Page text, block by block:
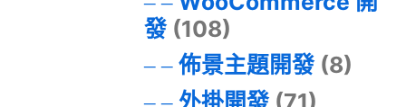
發(108)
佈景主題開發(8)